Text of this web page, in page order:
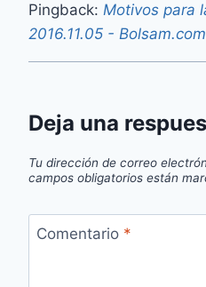
Pingback: Motivos para
2016.11.05 - Bolsam.com
Deja una
Tu dirección de correo
campos obligatorios están
Comentario *